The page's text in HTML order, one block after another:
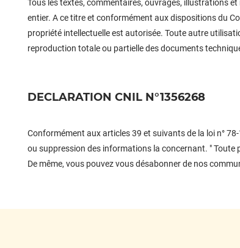
Tous les textes, commentaires, ouvrages, illustrations
entier. A ce titre et conformément aux dispositions du
propriété intellectuelle est autorisée. Toute autre
reproduction totale ou partielle des documents
DECLARATION CNIL N°1356268
Conformément aux articles 39 et suivants de la loi n°
ou suppression des informations la concernant. " Toute
De même, vous pouvez vous désabonner de nos